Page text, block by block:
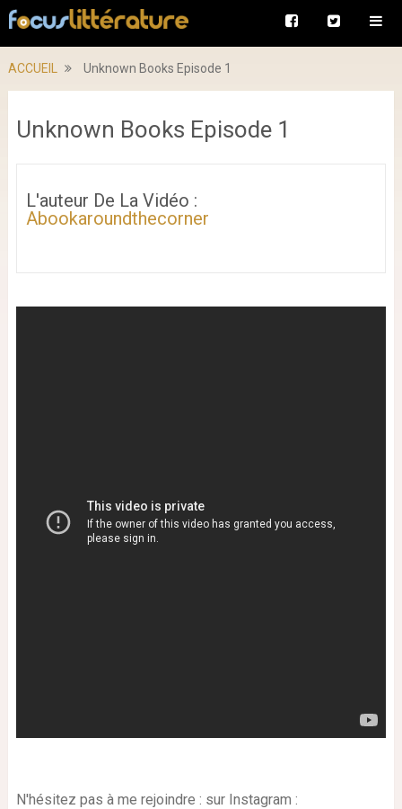
ACCUEIL Unknown Books Episode 1
Unknown Books Episode 1
L'auteur De La Vidéo :
Abookaroundthecorner
N'hésitez pas à me rejoindre : sur Instagram :